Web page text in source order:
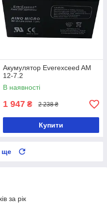
Акумулятор Everexceed AM
12-7.2
В наявності
1 947 ₴ 2 238 ₴
Купити
ще
за рік